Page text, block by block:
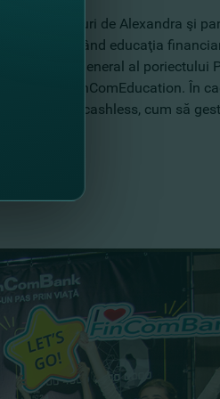
cool alături de Alexandra şi
promovând educaţia
sponsorul general al poriectului
#FinComEducation. În
ale plăţilor cashless, cum să